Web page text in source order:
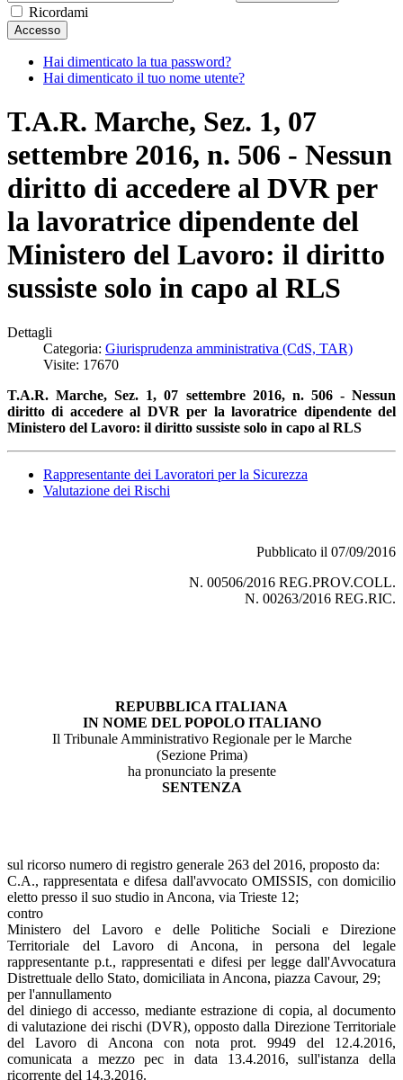
Ricordami
Accesso
Hai dimenticato la tua password?
Hai dimenticato il tuo nome utente?
T.A.R. Marche, Sez. 1, 07
settembre 2016, n. 506 - Nessun
diritto di accedere al DVR per
la lavoratrice dipendente del
Ministero del Lavoro: il diritto
sussiste solo in capo al RLS
Dettagli
Categoria: Giurisprudenza amministrativa (CdS, TAR)
Visite: 17670
T.A.R. Marche, Sez. 1, 07 settembre 2016, n. 506 - Nessun
diritto di accedere al DVR per la lavoratrice dipendente del
Ministero del Lavoro: il diritto sussiste solo in capo al RLS
Rappresentante dei Lavoratori per la Sicurezza
Valutazione dei Rischi
Pubblicato il 07/09/2016
N. 00506/2016 REG.PROV.COLL.
N. 00263/2016 REG.RIC.
REPUBBLICA ITALIANA
IN NOME DEL POPOLO ITALIANO
Il Tribunale Amministrativo Regionale per le Marche
(Sezione Prima)
ha pronunciato la presente
SENTENZA
sul ricorso numero di registro generale 263 del 2016, proposto da:
C.A., rappresentata e difesa dall'avvocato OMISSIS, con domicilio
eletto presso il suo studio in Ancona, via Trieste 12;
contro
Ministero del Lavoro e delle Politiche Sociali e Direzione
Territoriale del Lavoro di Ancona, in persona del legale
rappresentante p.t., rappresentati e difesi per legge dall'Avvocatura
Distrettuale dello Stato, domiciliata in Ancona, piazza Cavour, 29;
per l'annullamento
del diniego di accesso, mediante estrazione di copia, al documento
di valutazione dei rischi (DVR), opposto dalla Direzione Territoriale
del Lavoro di Ancona con nota prot. 9949 del 12.4.2016,
comunicata a mezzo pec in data 13.4.2016, sull'istanza della
ricorrente del 14.3.2016.